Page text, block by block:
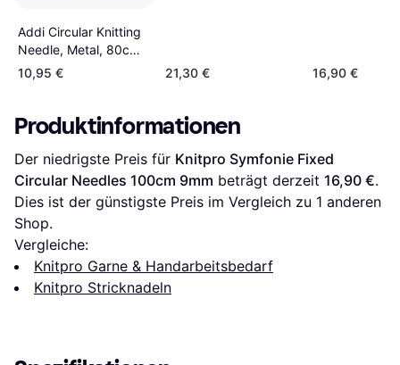
Addi Circular Knitting
Needle, Metal, 80cm
x 9mm
10,95 € 21,30 € 16,90 €
Produktinformationen
Der niedrigste Preis für Knitpro Symfonie Fixed
Circular Needles 100cm 9mm beträgt derzeit 16,90 €.
Dies ist der günstigste Preis im Vergleich zu 1 anderen
Shop.
Vergleiche:
Knitpro Garne & Handarbeitsbedarf
Knitpro Stricknadeln